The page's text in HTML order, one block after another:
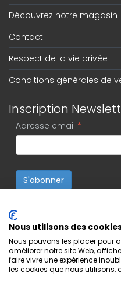
Découvrez notre magasin
Contact
Respect de la vie privée
Conditions générales de
Inscription
Adresse email *
S'abonner
Nous utilisons des
Nous pouvons les placer pour
améliorer notre site Web,
faire vivre une expérience
les cookies que nous utilisons,